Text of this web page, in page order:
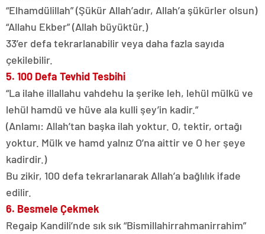
“Elhamdülillah” (Şükür Allah’adır, Allah’a şükürler olsun)
“Allahu Ekber” (Allah büyüktür.)
33’er defa tekrarlanabilir veya daha fazla sayıda
çekilebilir.
5. 100 Defa Tevhid Tesbihi
“La ilahe illallahu vahdehu la şerike leh, lehül mülkü ve
lehül hamdü ve hüve ala kulli şey’in kadir.”
(Anlamı: Allah’tan başka ilah yoktur. O, tektir, ortağı
yoktur. Mülk ve hamd yalnız O’na aittir ve O her şeye
kadirdir.)
Bu zikir, 100 defa tekrarlanarak Allah’a bağlılık ifade
edilir.
6. Besmele Çekmek
Regaip Kandili’nde sık sık “Bismillahirrahmanirrahim”